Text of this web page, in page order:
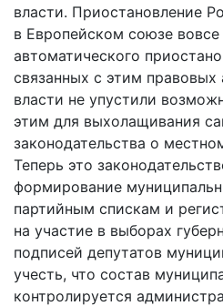
власти. Приостановление
в Европейском союзе вовсе
автоматического
связанных с этим
власти не упустили
этим для выхолащивания
законодательства о
Теперь это
формирование
партийным спискам и
на участие в выборах
подписей депутатов
учесть, что состав
контролируется